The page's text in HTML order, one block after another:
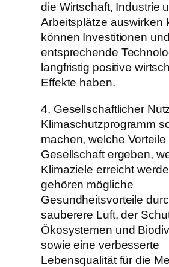
die Wirtschaft, Industrie
Arbeitsplätze auswirken
können Investitionen und
entsprechende
langfristig positive
Effekte haben.
4. Gesellschaftlicher
Klimaschutzprogramm
machen, welche Vorteile
Gesellschaft ergeben,
Klimaziele erreicht
gehören mögliche
Gesundheitsvorteile
sauberere Luft, der
Ökosystemen und
sowie eine verbesserte
Lebensqualität für die